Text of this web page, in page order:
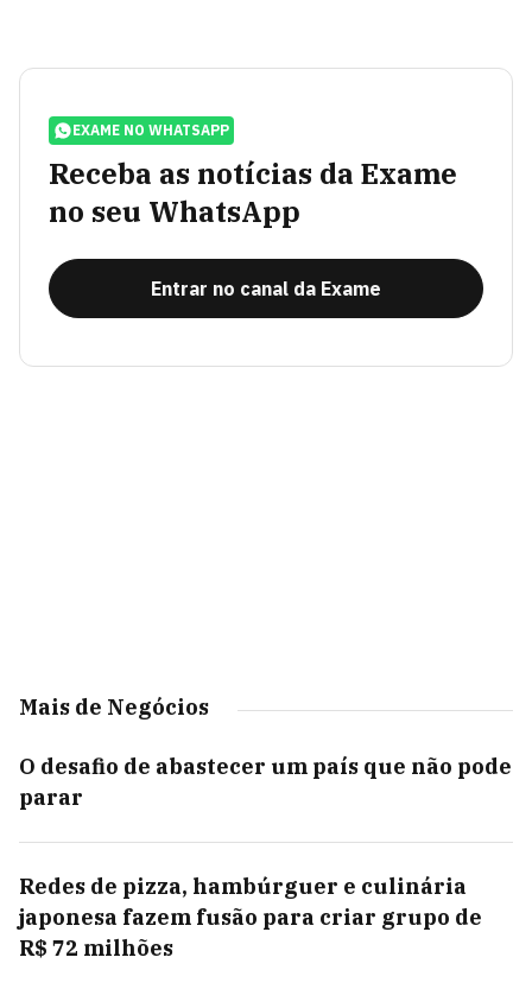
EXAME NO WHATSAPP
Receba as notícias da Exame
no seu WhatsApp
Entrar no canal da Exame
Mais de Negócios
O desafio de abastecer um país que não pode
parar
Redes de pizza, hambúrguer e culinária
japonesa fazem fusão para criar grupo de
R$ 72 milhões